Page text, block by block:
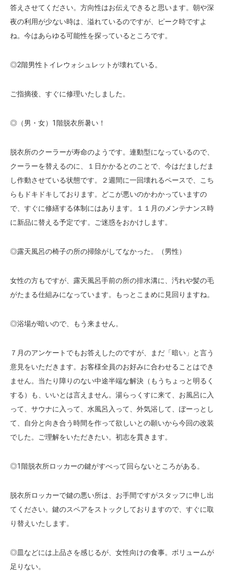
答えさせてください。方向性はお伝えできると思います。朝や深
夜の利用が少ない時は、溢れているのですが、ピーク時ですよ
ね。今はあらゆる可能性を探っているところです。
◎2階男性トイレウォシュレットが壊れている。
ご指摘後、すぐに修理いたしました。
◎（男・女）1階脱衣所暑い！
脱衣所のクーラーが寿命のようです。連動型になっているので、
クーラーを替えるのに、１日かかるとのことで、今はだましだま
し作動させている状態です。２週間に一回壊れるペースで、こち
らもドキドキしております。どこが悪いのかわかっていますの
で、すぐに修繕する体制にはあります。１１月のメンテナンス時
に新品に替える予定です。ご迷惑をおかけします。
◎露天風呂の椅子の所の掃除がしてなかった。（男性）
女性の方もですが、露天風呂手前の所の排水溝に、汚れや髪の毛
がたまる仕組みになっています。もっとこまめに見回りますね。
◎浴場が暗いので、もう来ません。
７月のアンケートでもお答えしたのですが、まだ「暗い」と言う
意見をいただきます。お客様全員のお好みに合わせることはでき
ません。当たり障りのない中途半端な解決（もうちょっと明るく
する）も、いいとは言えません。湯らっくすに来て、お風呂に入
って、サウナに入って、水風呂入って、外気浴して、ぼーっとし
て、自分と向き合う時間を作って欲しいとの願いから今回の改装
でした。ご理解をいただきたい。初志を貫きます。
◎1階脱衣所ロッカーの鍵がすべって回らないところがある。
脱衣所ロッカーで鍵の悪い所は、お手間ですがスタッフに申し出
てください。鍵のスペアをストックしておりますので、すぐに取
り替えいたします。
◎皿などには上品さを感じるが、女性向けの食事。ボリュームが
足りない。